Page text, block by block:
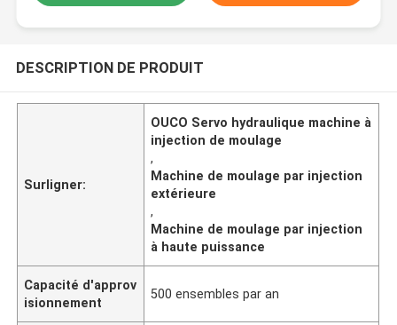
DESCRIPTION DE PRODUIT
Surligner:
OUCO Servo hydraulique machine à
injection de moulage
,
Machine de moulage par injection
extérieure
,
Machine de moulage par injection
à haute puissance
Capacité d'approv
isionnement
500 ensembles par an